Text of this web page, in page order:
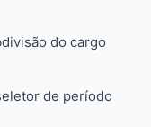
do cargo
de período